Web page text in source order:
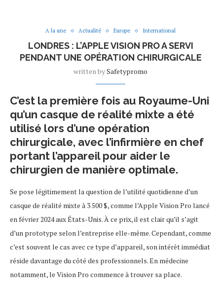
A la une Actualité Europe International
LONDRES : L’APPLE VISION PRO A SERVI
PENDANT UNE OPÉRATION CHIRURGICALE
written bySafetypromo
C’est la première fois au Royaume-Uni
qu’un casque de réalité mixte a été
utilisé lors d’une opération
chirurgicale, avec l’infirmière en chef
portant l’appareil pour aider le
chirurgien de manière optimale.
Se pose légitimement la question de l’utilité quotidienne d’un
casque de réalité mixte à 3 500 $, comme l’Apple Vision Pro lancé
en février 2024 aux États-Unis. À ce prix, il est clair qu’il s’agit
d’un prototype selon l’entreprise elle-même. Cependant, comme
c’est souvent le cas avec ce type d’appareil, son intérêt immédiat
réside davantage du côté des professionnels. En médecine
notamment, le Vision Pro commence à trouver sa place.